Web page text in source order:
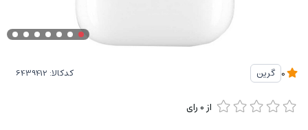
گرین کدکالا:
از0 رای